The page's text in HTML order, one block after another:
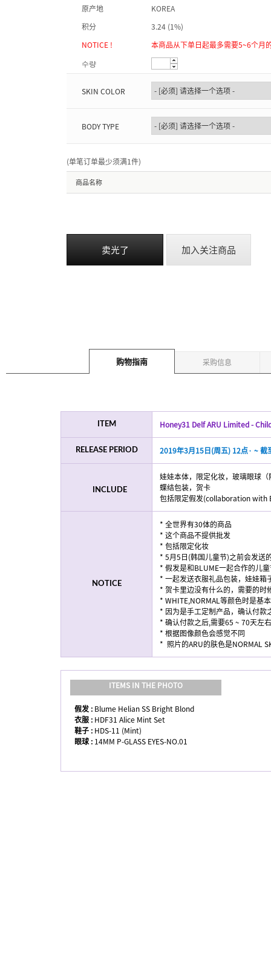
原产地
KOREA
积分
3.24 (1%)
NOTICE !
本商品从下单日起最多需要5~6个月
수량
SKIN COLOR
BODY TYPE
(单笔订单最少须满1件)
商品名称
卖光了 加入关注商品
购物指南 采购信息
ITEM Honey31 Delf ARU Limited -
RELEASE PERIOD 2019年3月15日(周五) 12点· ~ 截
INCLUDE
娃娃本体，限定化妆，玻璃眼球
蝶结包装，贺卡
包括限定假发(collaboration with
NOTICE
* 全世界有30体的商品
* 这个商品不提供批发
* 包括限定化妆
* 5月5日(韩国儿童节)之前会发送
* 假发是和BLUME一起合作的儿
* 一起发送衣服礼品包装，娃娃箱
* 贺卡里边没有什么的，需要的时
* WHITE,NORMAL等颜色时是基
* 因为是手工定制产品，确认付款
* 确认付款之后,需要65 ~ 70天左
* 根据图像颜色会感觉不同
* 照片的ARU的肤色是NORMAL
ITEMS IN THE PHOTO
假发 : Blume Helian SS Bright Blond
衣服 : HDF31 Alice Mint Set
鞋子 : HDS-11 (Mint)
眼球 : 14MM P-GLASS EYES-NO.01